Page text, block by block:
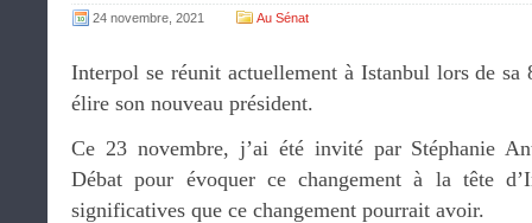
24 novembre, 2021 Au Sénat
Interpol se réunit actuellement à Istanbul lors de sa
élire son nouveau président.
Ce 23 novembre, j’ai été invité par Stéphanie
Débat pour évoquer ce changement à la tête
significatives que ce changement pourrait avoir.